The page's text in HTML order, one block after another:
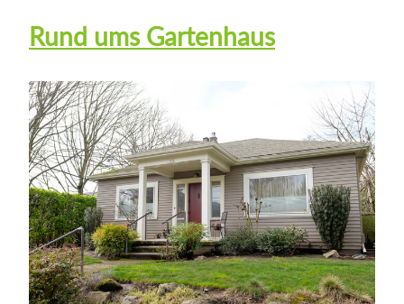
Rund ums Gartenhaus